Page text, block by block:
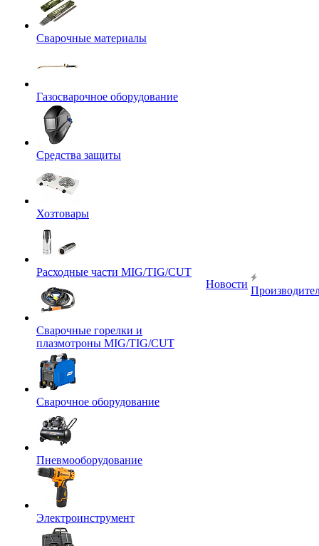
Сварочные материалы
Газосварочное оборудование
Средства защиты
Хозтовары
Расходные части MIG/TIG/CUT
Сварочные горелки и
плазмотроны MIG/TIG/CUT
Сварочное оборудование
Пневмооборудование
Электроинструмент
Новости